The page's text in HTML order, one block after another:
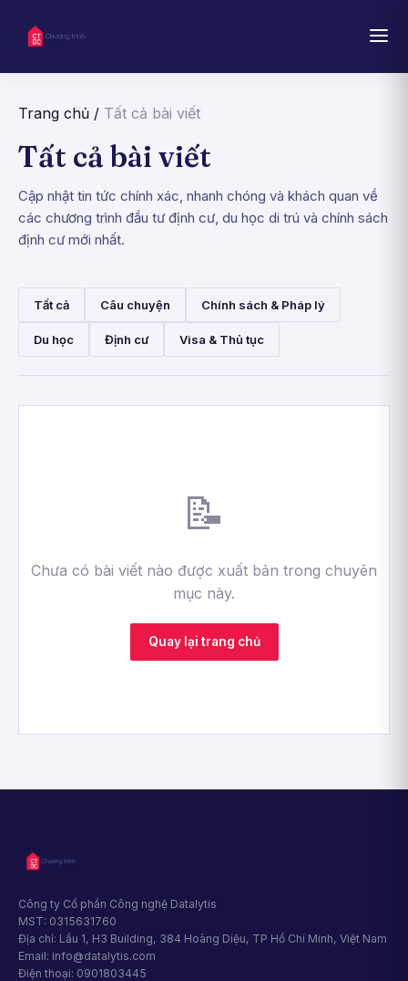
Trang chủ / Tất cả bài viết
Tất cả bài viết
Cập nhật tin tức chính xác, nhanh chóng và khách quan về
các chương trình đầu tư định cư, du học di trú và chính sách
định cư mới nhất.
Tất cả Câu chuyện Chính sách & Pháp lý
Du học Định cư Visa & Thủ tục
📝
Chưa có bài viết nào được xuất bản trong chuyên
mục này.
Quay lại trang chủ
Công ty Cổ phần Công nghệ Datalytis
MST: 0315631760
Địa chỉ: Lầu 1, H3 Building, 384 Hoàng Diệu, TP Hồ Chí Minh, Việt Nam
Email: info@datalytis.com
Điện thoại: 0901803445